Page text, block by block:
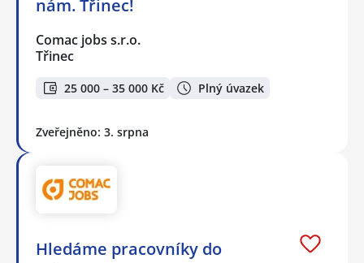
nám. Třinec!
Comac jobs s.r.o.
Třinec
25 000 – 35 000 Kč Plný úvazek
Zveřejněno: 3. srpna
Hledáme pracovníky do